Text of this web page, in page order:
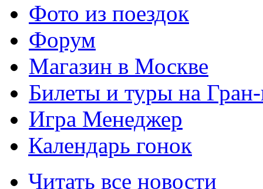
Фото из поездок
Форум
Магазин в Москве
Билеты и туры на
Игра Менеджер
Календарь гонок
Читать все новости